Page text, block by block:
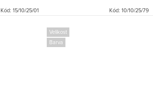
Kód: 15/10/25/01 Kód: 10/10/25/79
Velikost
Barva